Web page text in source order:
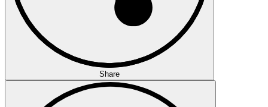
Share